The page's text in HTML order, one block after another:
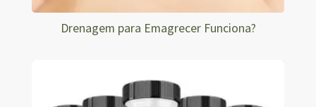
Drenagem para Emagrecer Funciona?